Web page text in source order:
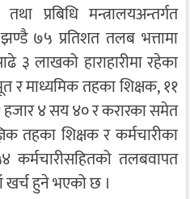
प्रबिधि मन्त्रालयअन्तर्गत
७५ प्रतिशत तलब भत्तामा
लाखको हाराहारीमा रहेका
र माध्यमिक तहका शिक्षक, ११
हजार ४ सय ४० र करारका समेत
तहका शिक्षक र कर्मचारीका
कर्मचारीसहितको तलबवापत
खर्च हुने भएको छ ।